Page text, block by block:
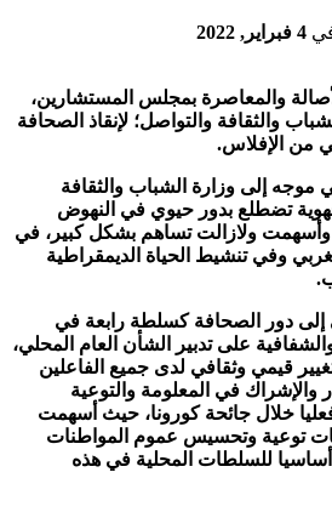
4 فبراير, 2022
والمعاصرة بمجلس المستشارين،
والثقافة والتواصل؛ لإنقاذ الصحافة
من الإفلاس.
موجه إلى وزارة الشباب والثقافة
تضطلع بدور حيوي في النهوض
وأسهمت ولازالت تساهم بشكل كبير، في
وفي تنشيط الحياة الديمقراطية
إلى دور الصحافة كسلطة رابعة في
على تدبير الشأن العام المحلي،
قيمي وثقافي لدى جميع الفاعلين
والإشراك في المعلومة والتوعية
خلال جائحة كورونا، حيث أسهمت
توعية وتحسيس عموم المواطنات
للسلطات المحلية في هذه